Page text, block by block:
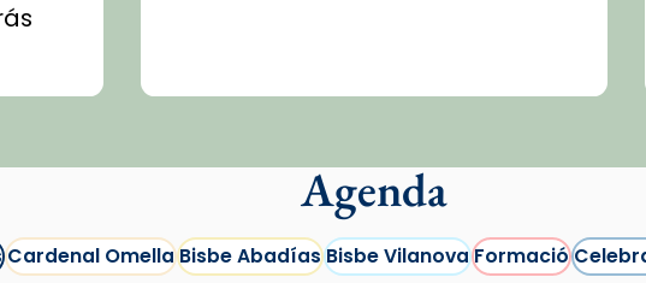
Agenda
Cardenal OmellaBisbe AbadíasBisbe VilanovaFormació